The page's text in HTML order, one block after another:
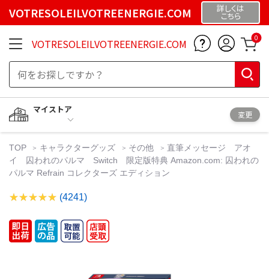
VOTRESOLEILVOTREENERGIE.COM 詳しくは
こちら
VOTRESOLEILVOTREENERGIE.COM 0
マイストア
変更
TOP キャラクターグッズ その他
直筆メッセージ アオ
イ 囚われのパルマ Switch 限定版特典 Amazon.com: 囚われの
パルマ Refrain コレクターズ エディション
(4241)